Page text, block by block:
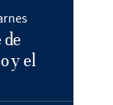
de
y el